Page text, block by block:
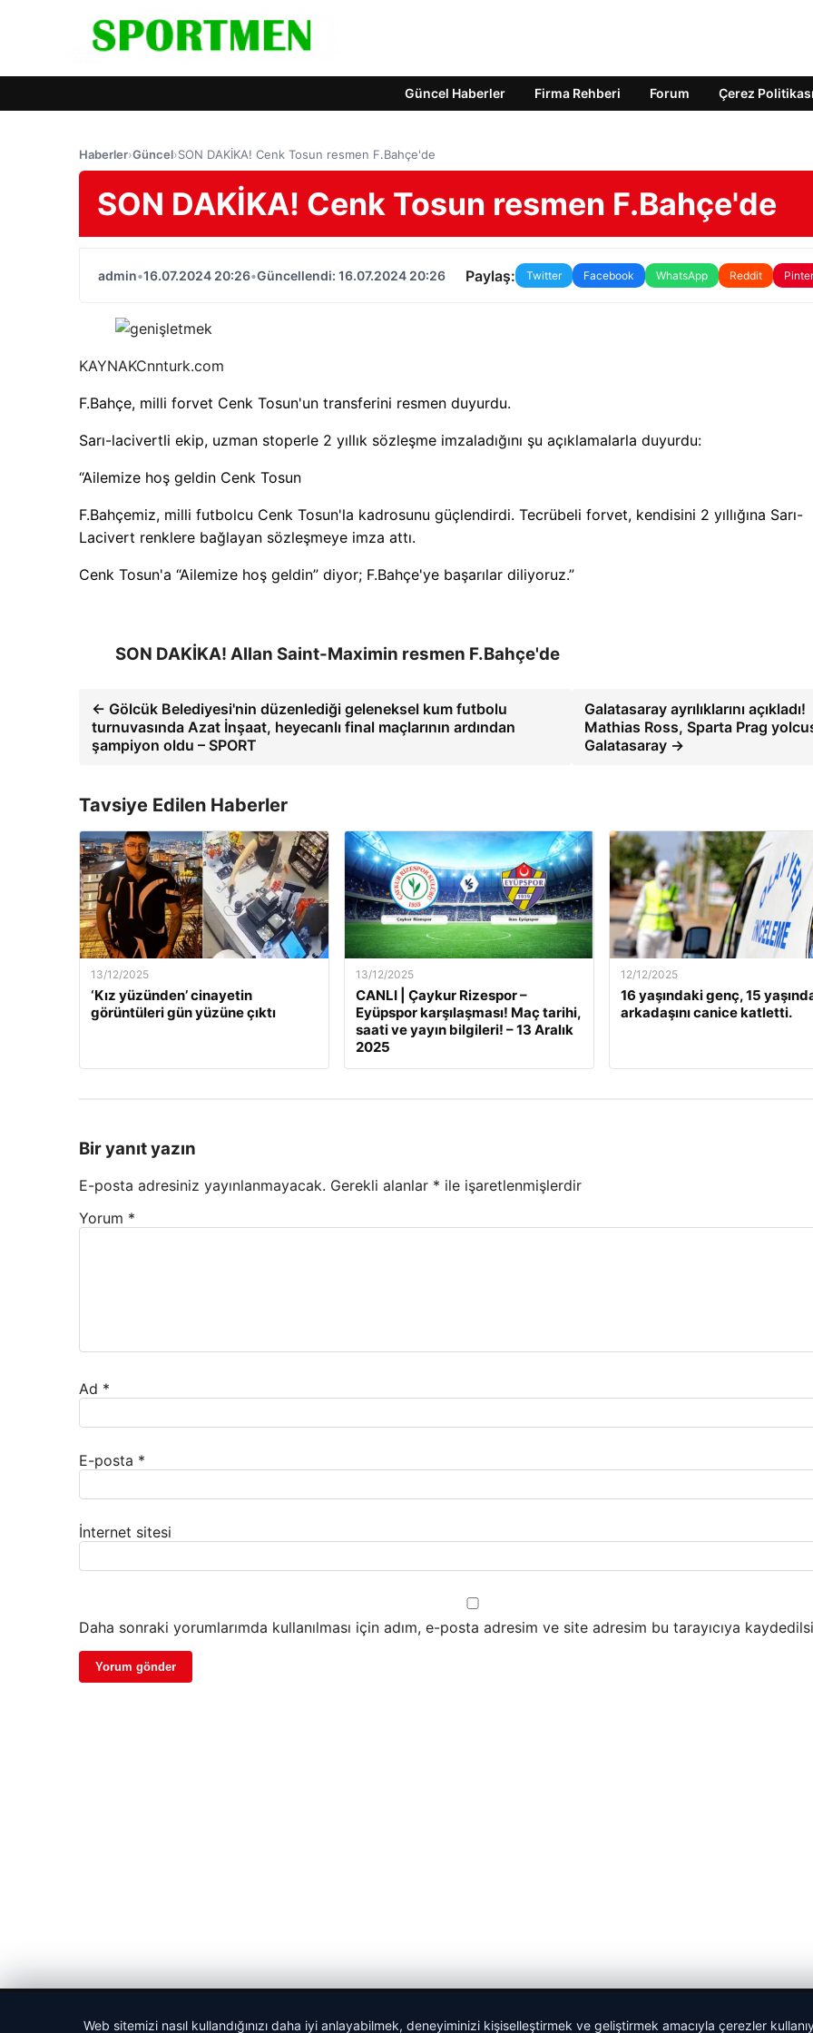
Güncel Haberler Firma Rehberi Forum Çerez Politikası
Haberler›Güncel›SON DAKİKA! Cenk Tosun resmen F.Bahçe'de
SON DAKİKA! Cenk Tosun resmen F.Bahçe'de
admin•16.07.2024 20:26•Güncellendi: 16.07.2024 20:26 Paylaş: Twitter Facebook WhatsApp Reddit
KAYNAKCnnturk.com
F.Bahçe, milli forvet Cenk Tosun'un transferini resmen duyurdu.
Sarı-lacivertli ekip, uzman stoperle 2 yıllık sözleşme imzaladığını şu açıklamalarla duyurdu:
“Ailemize hoş geldin Cenk Tosun
F.Bahçemiz, milli futbolcu Cenk Tosun'la kadrosunu güçlendirdi. Tecrübeli forvet, kendisini 2 yıllığına Sarı-
Lacivert renklere bağlayan sözleşmeye imza attı.
Cenk Tosun'a “Ailemize hoş geldin” diyor; F.Bahçe'ye başarılar diliyoruz.”
SON DAKİKA! Allan Saint-Maximin resmen F.Bahçe'de
← Gölcük Belediyesi'nin düzenlediği geleneksel kum futbolu
turnuvasında Azat İnşaat, heyecanlı final maçlarının ardından
şampiyon oldu – SPORT
Galatasaray ayrılıklarını açıkladı!
Mathias Ross, Sparta Prag
Galatasaray →
Tavsiye Edilen Haberler
13/12/2025
‘Kız yüzünden’ cinayetin
görüntüleri gün yüzüne çıktı
13/12/2025
CANLI | Çaykur Rizespor –
Eyüpspor karşılaşması! Maç tarihi,
saati ve yayın bilgileri! – 13 Aralık
2025
12/12/2025
16 yaşındaki genç, 15
arkadaşını canice katletti.
Bir yanıt yazın
E-posta adresiniz yayınlanmayacak. Gerekli alanlar * ile işaretlenmişlerdir
Yorum *
Ad *
E-posta *
İnternet sitesi
Daha sonraki yorumlarımda kullanılması için adım, e-posta adresim ve site adresim bu tarayıcıya
Web sitemizi nasıl kullandığınızı daha iyi anlayabilmek, deneyiminizi kişiselleştirmek ve geliştirmek amacıyla çerezler